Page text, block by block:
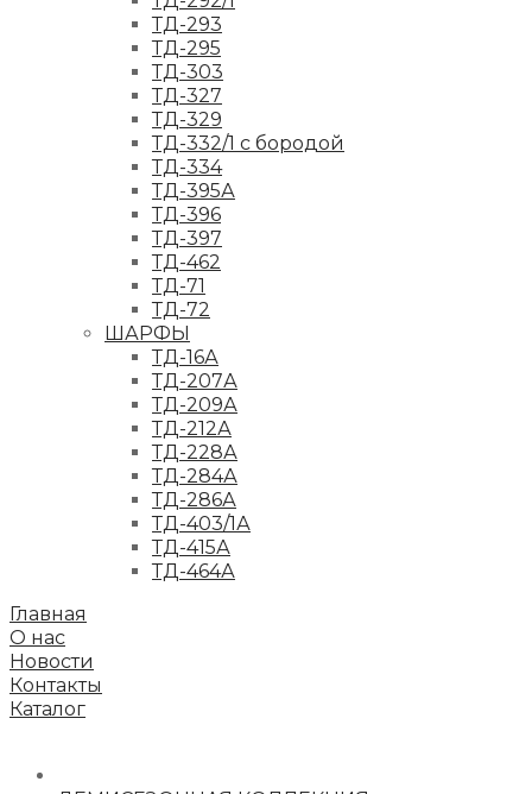
ТД-293
ТД-295
ТД-303
ТД-327
ТД-329
ТД-332/1 с бородой
ТД-334
ТД-395А
ТД-396
ТД-397
ТД-462
ТД-71
ТД-72
ШАРФЫ
ТД-16А
ТД-207А
ТД-209А
ТД-212А
ТД-228А
ТД-284А
ТД-286А
ТД-403/1А
ТД-415А
ТД-464А
Главная
О нас
Новости
Контакты
Каталог